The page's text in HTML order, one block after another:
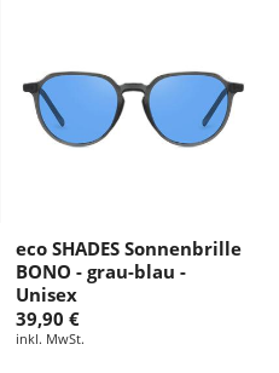
eco SHADES Sonnenbrille
BONO - grau-blau -
Unisex
39,90 €
inkl. MwSt.